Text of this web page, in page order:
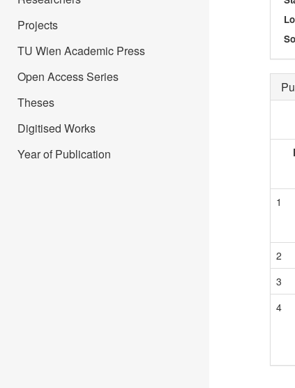
Projects
TU Wien Academic Press
Open Access Series
Theses
Digitised Works
Year of Publication
1
2
3
4